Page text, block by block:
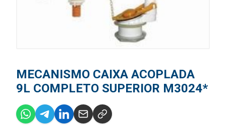
MECANISMO CAIXA ACOPLADA
9L COMPLETO SUPERIOR M3024*